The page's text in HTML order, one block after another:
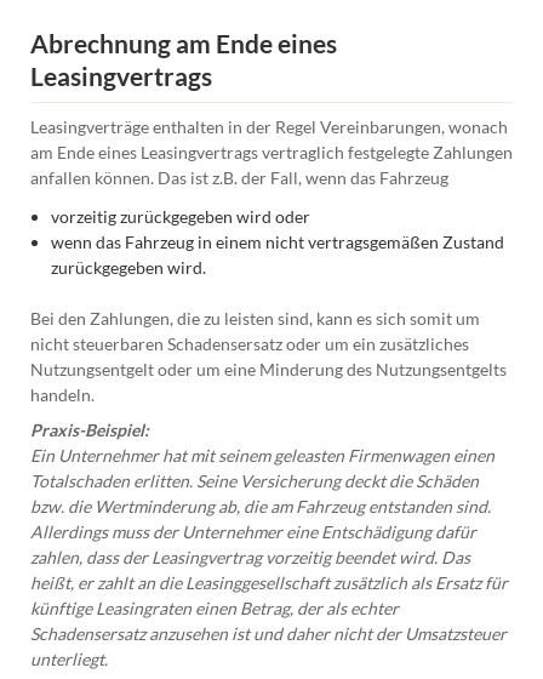
Abrechnung am Ende eines
Leasingvertrags
Leasingverträge enthalten in der Regel Vereinbarungen, wonach
am Ende eines Leasingvertrags vertraglich festgelegte Zahlungen
anfallen können. Das ist z.B. der Fall, wenn das Fahrzeug
vorzeitig zurückgegeben wird oder
wenn das Fahrzeug in einem nicht vertragsgemäßen Zustand
zurückgegeben wird.
Bei den Zahlungen, die zu leisten sind, kann es sich somit um
nicht steuerbaren Schadensersatz oder um ein zusätzliches
Nutzungsentgelt oder um eine Minderung des Nutzungsentgelts
handeln.
Praxis-Beispiel:
Ein Unternehmer hat mit seinem geleasten Firmenwagen einen
Totalschaden erlitten. Seine Versicherung deckt die Schäden
bzw. die Wertminderung ab, die am Fahrzeug entstanden sind.
Allerdings muss der Unternehmer eine Entschädigung dafür
zahlen, dass der Leasingvertrag vorzeitig beendet wird. Das
heißt, er zahlt an die Leasinggesellschaft zusätzlich als Ersatz für
künftige Leasingraten einen Betrag, der als echter
Schadensersatz anzusehen ist und daher nicht der Umsatzsteuer
unterliegt.